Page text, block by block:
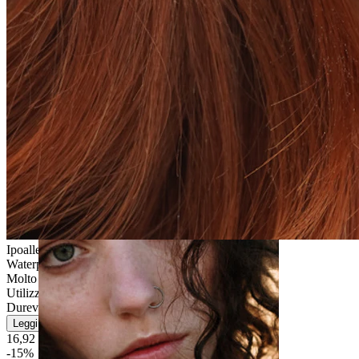
Stretching
Ipoallergenico
Waterproof
Molto facile
Utilizzo moderato
Durevole
Leggi di più
16,92 €
19,90 €
-15%